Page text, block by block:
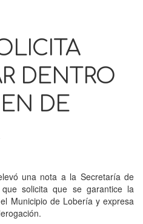
DENTRO
DE
una nota a la Secretaría de
solicita que se garantice la
Municipio de Lobería y expresa